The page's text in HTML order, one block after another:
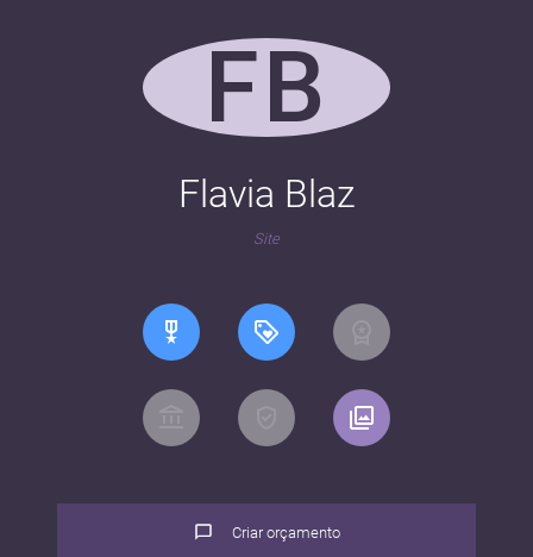
FB
Flavia Blaz
Site
Criar orçamento